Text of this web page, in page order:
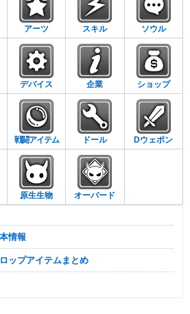
アーツ スキル ソウル
デバイス 企業 ショップ
戦闘アイテム ドール Dウェポン
原生生物 オーバード
情報
ロップアイテムまとめ